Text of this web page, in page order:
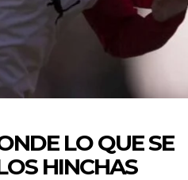
LO QUE SE
HINCHAS